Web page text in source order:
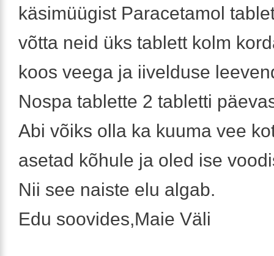
käsimüügist Paracetamol
võtta neid üks tablett kolm
koos veega ja iivelduse
Nospa tablette 2 tabletti
Abi võiks olla ka kuuma vee
asetad kõhule ja oled ise
Nii see naiste elu algab.
Edu soovides,Maie Väli